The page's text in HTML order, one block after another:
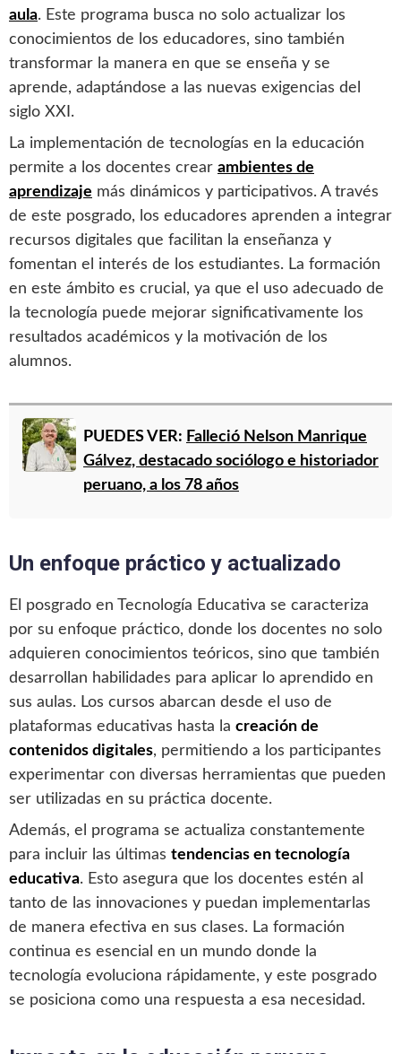
aula. Este programa busca no solo actualizar los
conocimientos de los educadores, sino también
transformar la manera en que se enseña y se
aprende, adaptándose a las nuevas exigencias del
siglo XXI.
La implementación de tecnologías en la educación
permite a los docentes crear ambientes de
aprendizaje más dinámicos y participativos. A través
de este posgrado, los educadores aprenden a integrar
recursos digitales que facilitan la enseñanza y
fomentan el interés de los estudiantes. La formación
en este ámbito es crucial, ya que el uso adecuado de
la tecnología puede mejorar significativamente los
resultados académicos y la motivación de los
alumnos.
PUEDES VER: Falleció Nelson Manrique
Gálvez, destacado sociólogo e historiador
peruano, a los 78 años
Un enfoque práctico y actualizado
El posgrado en Tecnología Educativa se caracteriza
por su enfoque práctico, donde los docentes no solo
adquieren conocimientos teóricos, sino que también
desarrollan habilidades para aplicar lo aprendido en
sus aulas. Los cursos abarcan desde el uso de
plataformas educativas hasta la creación de
contenidos digitales, permitiendo a los participantes
experimentar con diversas herramientas que pueden
ser utilizadas en su práctica docente.
Además, el programa se actualiza constantemente
para incluir las últimas tendencias en tecnología
educativa. Esto asegura que los docentes estén al
tanto de las innovaciones y puedan implementarlas
de manera efectiva en sus clases. La formación
continua es esencial en un mundo donde la
tecnología evoluciona rápidamente, y este posgrado
se posiciona como una respuesta a esa necesidad.